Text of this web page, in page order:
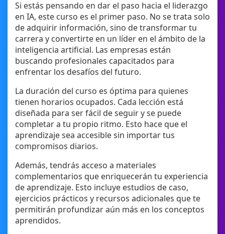
Si estás pensando en dar el paso hacia el liderazgo
en IA, este curso es el primer paso. No se trata solo
de adquirir información, sino de transformar tu
carrera y convertirte en un líder en el ámbito de la
inteligencia artificial. Las empresas están
buscando profesionales capacitados para
enfrentar los desafíos del futuro.
La duración del curso es óptima para quienes
tienen horarios ocupados. Cada lección está
diseñada para ser fácil de seguir y se puede
completar a tu propio ritmo. Esto hace que el
aprendizaje sea accesible sin importar tus
compromisos diarios.
Además, tendrás acceso a materiales
complementarios que enriquecerán tu experiencia
de aprendizaje. Esto incluye estudios de caso,
ejercicios prácticos y recursos adicionales que te
permitirán profundizar aún más en los conceptos
aprendidos.